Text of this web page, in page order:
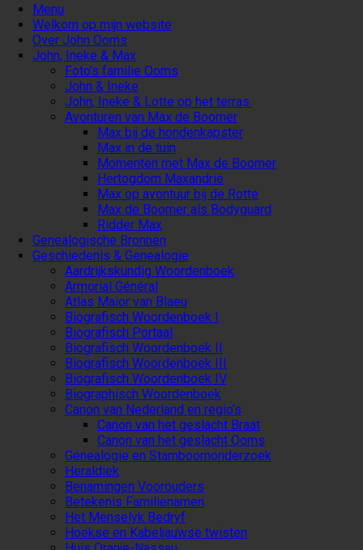
Menu
Welkom op mijn website
Over John Ooms
John, Ineke & Max
Foto’s familie Ooms
John & Ineke
John, Ineke & Lotte op het terras.
Avonturen van Max de Boomer
Max bij de hondenkapster
Max in de tuin
Momenten met Max de Boomer
Hertogdom Maxandrië
Max op avontuur bij de Rotte
Max de Boomer als Bodyguard
Ridder Max
Genealogische Bronnen
Geschiedenis & Genealogie
Aardrijkskundig Woordenboek
Armorial Général
Atlas Maior van Blaeu
Biografisch Woordenboek I
Biografisch Portaal
Biografisch Woordenboek II
Biografisch Woordenboek III
Biografisch Woordenboek IV
Biographisch Woordenboek
Canon van Nederland en regio’s
Canon van het geslacht Braat
Canon van het geslacht Ooms
Genealogie en Stamboomonderzoek
Heraldiek
Benamingen Voorouders
Betekenis Familienamen
Het Menselyk Bedryf
Hoekse en Kabeljauwse twisten